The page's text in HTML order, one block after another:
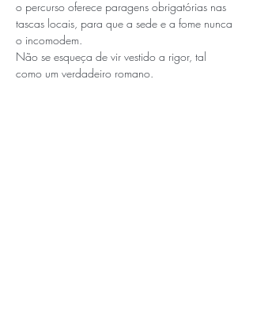
o percurso oferece paragens obrigatórias nas
tascas locais, para que a sede e a fome nunca
o incomodem.
Não se esqueça de vir vestido a rigor, tal
como um verdadeiro romano.